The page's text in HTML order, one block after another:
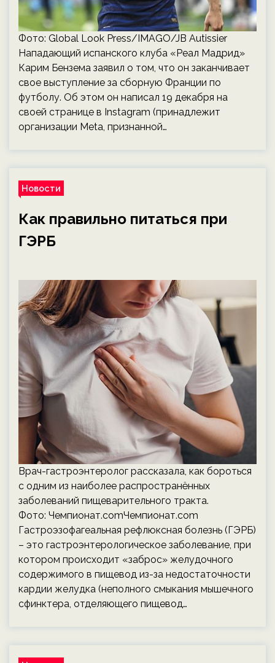
Фото: Global Look Press/IMAGO/JB Autissier
Нападающий испанского клуба «Реал Мадрид»
Карим Бензема заявил о том, что он заканчивает
свое выступление за сборную Франции по
футболу. Об этом он написал 19 декабря на
своей странице в Instagram (принадлежит
организации Meta, признанной…
Новости
Как правильно питаться при
ГЭРБ
Врач-гастроэнтеролог рассказала, как бороться
с одним из наиболее распространённых
заболеваний пищеварительного тракта.
Фото: Чемпионат.comЧемпионат.com
Гастроэзофагеальная рефлюксная болезнь (ГЭРБ)
– это гастроэнтерологическое заболевание, при
котором происходит «заброс» желудочного
содержимого в пищевод из-за недостаточности
кардии желудка (неполного смыкания мышечного
сфинктера, отделяющего пищевод…